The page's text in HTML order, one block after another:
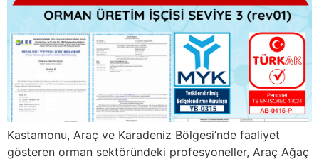
Kastamonu, Araç ve Karadeniz Bölgesi’nde faaliyet
gösteren orman sektöründeki profesyoneller, Araç Ağaç